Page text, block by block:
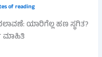
of reading